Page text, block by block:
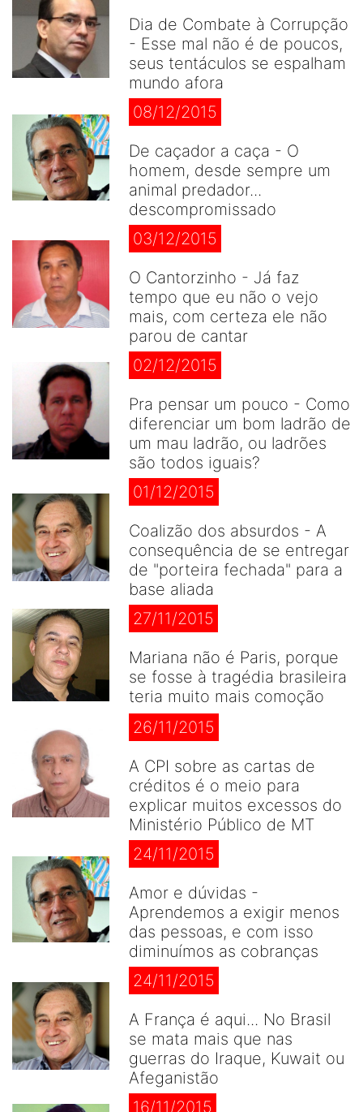
Dia de Combate à Corrupção
- Esse mal não é de poucos,
seus tentáculos se espalham
mundo afora
08/12/2015
De caçador a caça - O
homem, desde sempre um
animal predador...
descompromissado
03/12/2015
O Cantorzinho - Já faz
tempo que eu não o vejo
mais, com certeza ele não
parou de cantar
02/12/2015
Pra pensar um pouco - Como
diferenciar um bom ladrão de
um mau ladrão, ou ladrões
são todos iguais?
01/12/2015
Coalizão dos absurdos - A
consequência de se entregar
de "porteira fechada" para a
base aliada
27/11/2015
Mariana não é Paris, porque
se fosse à tragédia brasileira
teria muito mais comoção
26/11/2015
A CPI sobre as cartas de
créditos é o meio para
explicar muitos excessos do
Ministério Público de MT
24/11/2015
Amor e dúvidas -
Aprendemos a exigir menos
das pessoas, e com isso
diminuímos as cobranças
24/11/2015
A França é aqui... No Brasil
se mata mais que nas
guerras do Iraque, Kuwait ou
Afeganistão
16/11/2015